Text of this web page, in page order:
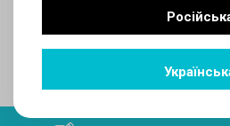
Поділитеся посиланням у